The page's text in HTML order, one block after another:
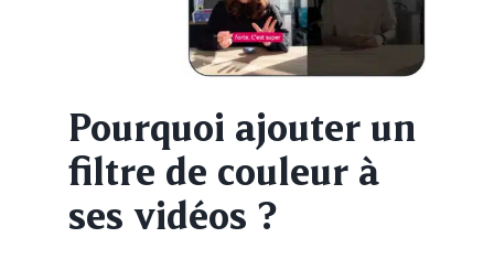
Pourquoi ajouter un
filtre de couleur à
ses vidéos ?